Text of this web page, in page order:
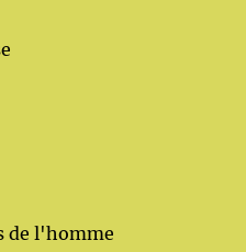
de l'homme